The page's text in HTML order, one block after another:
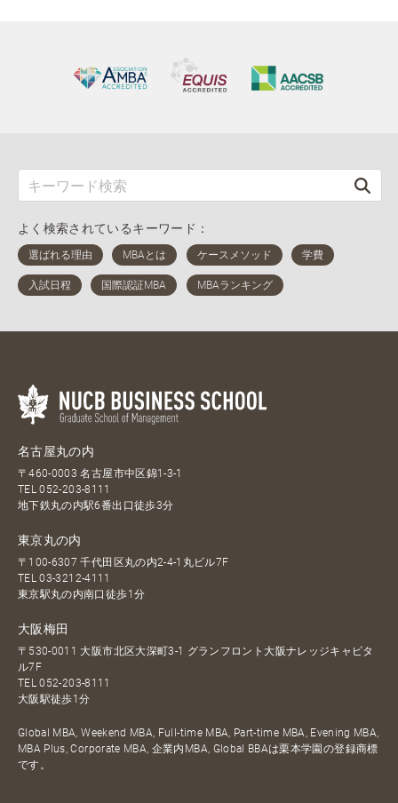
よく検索されているキーワード：
名古屋丸の内
〒460-0003 名古屋市中区錦1-3-1
TEL052-203-8111
地下鉄丸の内駅6番出口徒歩3分
東京丸の内
〒100-6307 千代田区丸の内2-4-1丸ビル7F
TEL03-3212-4111
東京駅丸の内南口徒歩1分
大阪梅田
〒530-0011 大阪市北区大深町3-1 グランフロント大阪ナレッジキャピタ
ル7F
TEL052-203-8111
大阪駅徒歩1分
Global MBA, Weekend MBA, Full-time MBA, Part-time MBA, Evening MBA,
MBA Plus, Corporate MBA, 企業内MBA, Global BBAは栗本学園の登録商標
です。